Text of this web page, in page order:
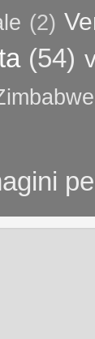
(2)
(54)